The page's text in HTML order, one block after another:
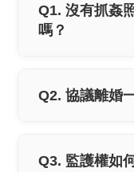
Q1. 沒有抓姦
嗎？
Q2. 協議離婚
Q3. 監護權如